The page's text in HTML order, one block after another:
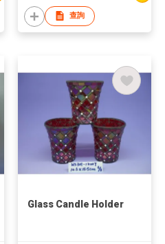
查詢
Glass Candle Holder